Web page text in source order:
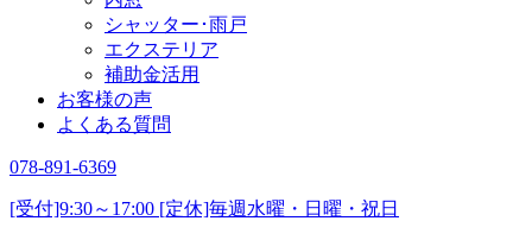
シャッター･雨戸
エクステリア
補助金活用
お客様の声
よくある質問
078-891-6369
[受付]9:30～17:00 [定休]毎週水曜・日曜・祝日